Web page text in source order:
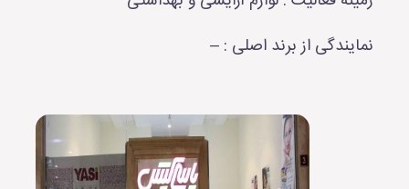
نمایندگی از برند اصلی : –